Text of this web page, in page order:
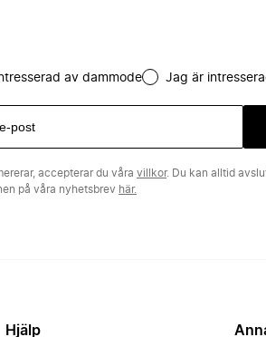
av dammode Jag är
accepterar du våra villkor. Du kan alltid
på våra nyhetsbrev här.
Hjälp